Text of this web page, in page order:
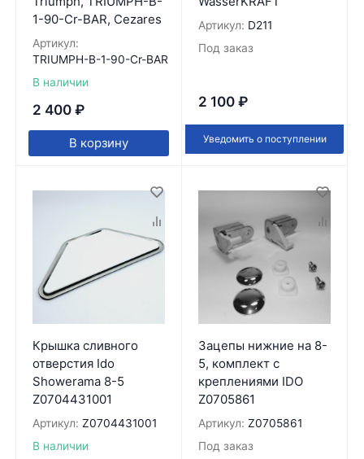
1-90-Cr-BAR, Cezares
Артикул:
TRIUMPH-B-1-90-Cr-BAR
В наличии
2 400 ₽
В корзину
Артикул: D211
Под заказ
2 100 ₽
Уведомить о поступлении
Крышка сливного
отверстия Ido
Showerama 8-5
Z0704431001
Артикул: Z0704431001
В наличии
Зацепы нижние на 8-
5, комплект с
креплениями IDO
Z0705861
Артикул: Z0705861
Под заказ